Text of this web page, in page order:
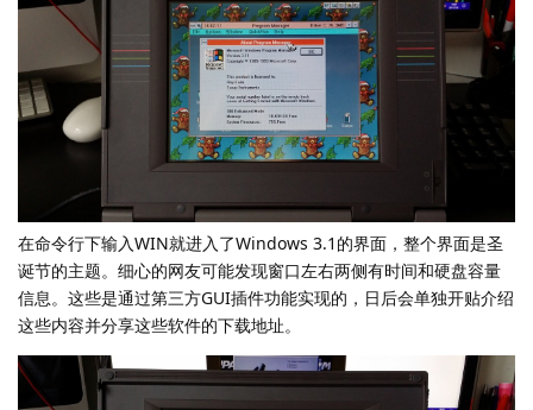
在命令行下输入WIN就进入了Windows 3.1的界面，整个界面是圣
诞节的主题。细心的网友可能发现窗口左右两侧有时间和硬盘容量
信息。这些是通过第三方GUI插件功能实现的，日后会单独开贴介绍
这些内容并分享这些软件的下载地址。